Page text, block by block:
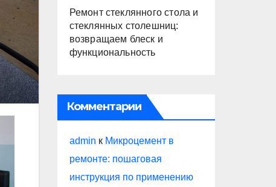
Ремонт стеклянного стола и
стеклянных столешниц:
возвращаем блеск и
функциональность
Комментарии
admin к Микроцемент в
ремонте: пошаговая
инструкция по применению